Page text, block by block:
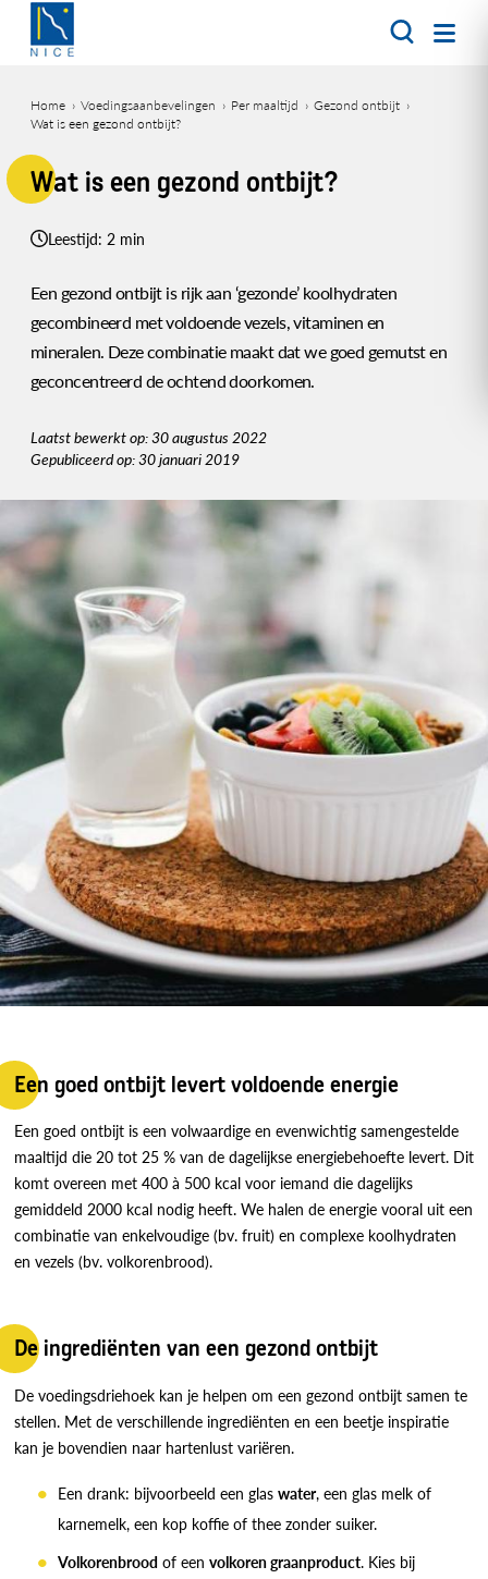
Overslaan
naar
inhoud
Kruimelpad
Home Voedingsaanbevelingen Per maaltijd
Gezond ontbijt
Wat is een gezond ontbijt?
Wat is een gezond ontbijt?
Leestijd: 2 min
Een gezond ontbijt is rijk aan ‘gezonde’ koolhydraten
gecombineerd met voldoende vezels, vitaminen en
mineralen. Deze combinatie maakt dat we goed gemutst en
geconcentreerd de ochtend doorkomen.
Laatst bewerkt op: 30 augustus 2022
Gepubliceerd op: 30 januari 2019
Een goed ontbijt levert voldoende energie
Een goed ontbijt is een volwaardige en evenwichtig samengestelde
maaltijd die 20 tot 25 % van de dagelijkse energiebehoefte levert. Dit
komt overeen met 400 à 500 kcal voor iemand die dagelijks
gemiddeld 2000 kcal nodig heeft. We halen de energie vooral uit een
combinatie van enkelvoudige (bv. fruit) en complexe koolhydraten
en vezels (bv. volkorenbrood).
De ingrediënten van een gezond ontbijt
De voedingsdriehoek kan je helpen om een gezond ontbijt samen te
stellen. Met de verschillende ingrediënten en een beetje inspiratie
kan je bovendien naar hartenlust variëren.
Een drank: bijvoorbeeld een glas water, een glas melk of
karnemelk, een kop koffie of thee zonder suiker.
Volkorenbrood of een volkoren graanproduct. Kies bij